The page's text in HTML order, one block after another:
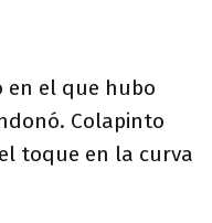
en el que hubo
Colapinto
toque en la curva